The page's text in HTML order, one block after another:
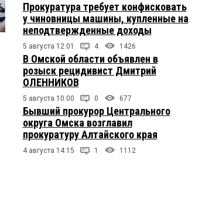
Прокуратура требует конфисковать
у чиновницы машины, купленные на
неподтвержденные доходы
5 августа 12:01 4 1426
В Омской области объявлен в
розыск рецидивист Дмитрий
ОЛЕННИКОВ
5 августа 10:00 0 677
Бывший прокурор Центрального
округа Омска возглавил
прокуратуру Алтайского края
4 августа 14:15 1 1112